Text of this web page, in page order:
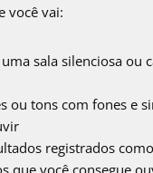
você vai:
sala silenciosa ou
ou tons com fones e
registrados
que você consegue